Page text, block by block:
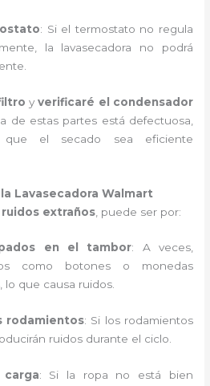
: Si el termostato no regula
la lavasecadora no podrá
yverificaré el condensador
de estas partes está defectuosa,
que el secado sea eficiente
Lavasecadora Walmart
ruidos extraños , puede ser por:
en el tambor: A veces,
como botones o monedas
lo que causa ruidos.
rodamientos: Si los rodamientos
ruidos durante el ciclo.
: Si la ropa no está bien